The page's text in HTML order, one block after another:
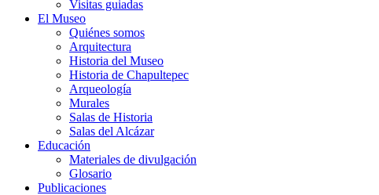
Visitas guiadas
El Museo
Quiénes somos
Arquitectura
Historia del Museo
Historia de Chapultepec
Arqueología
Murales
Salas de Historia
Salas del Alcázar
Educación
Materiales de divulgación
Glosario
Publicaciones